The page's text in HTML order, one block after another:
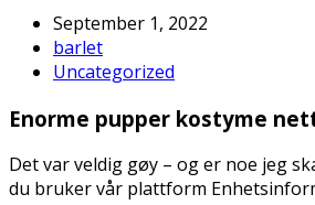
September 1, 2022
barlet
Uncategorized
Enorme pupper kostyme
Det var veldig gøy – og er noe jeg
du bruker vår plattform